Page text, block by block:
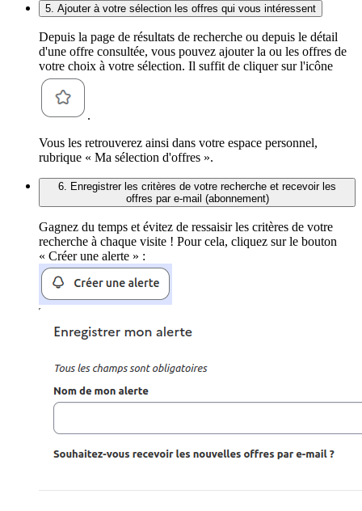
5. Ajouter à votre sélection les offres qui vous intéressent
Depuis la page de résultats de recherche ou depuis le détail
d'une offre consultée, vous pouvez ajouter la ou les offres de
votre choix à votre sélection. Il suffit de cliquer sur l'icône
.
Vous les retrouverez ainsi dans votre espace personnel,
rubrique « Ma sélection d'offres ».
6. Enregistrer les critères de votre recherche et recevoir les
offres par e-mail (abonnement)
Gagnez du temps et évitez de ressaisir les critères de votre
recherche à chaque visite ! Pour cela, cliquez sur le bouton
« Créer une alerte » :